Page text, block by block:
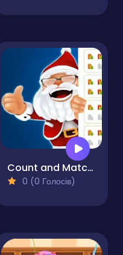
Count and Match Christmas
0 (0 Голосів)